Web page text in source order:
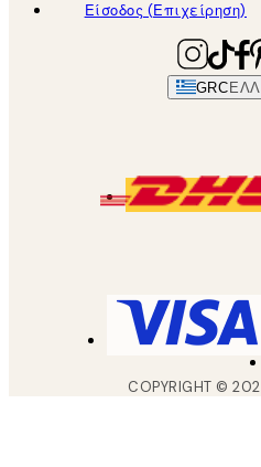
Είσοδος (Επιχείρηση)
GRC
COPYRIGHT ©